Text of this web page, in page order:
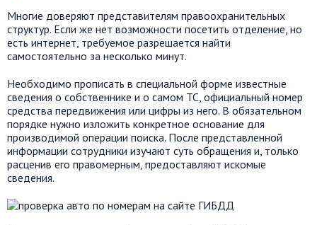
Многие доверяют представителям правоохранительных
структур. Если же нет возможности посетить отделение, но
есть интернет, требуемое разрешается найти
самостоятельно за несколько минут.
Необходимо прописать в специальной форме известные
сведения о собственнике и о самом ТС, официальный номер
средства передвижения или цифры из него. В обязательном
порядке нужно изложить конкретное основание для
производимой операции поиска. После представленной
информации сотрудники изучают суть обращения и, только
расценив его правомерным, предоставляют искомые
сведения.